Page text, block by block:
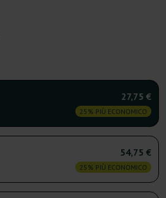
27,75 €
25% PIÙ ECONOMICO
54,75 €
25% PIÙ ECONOMICO